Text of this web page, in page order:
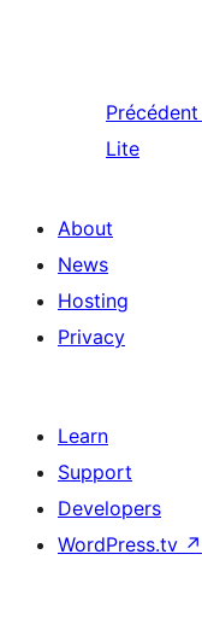
Précédent
Lite
About
News
Hosting
Privacy
Learn
Support
Developers
WordPress.tv ↗